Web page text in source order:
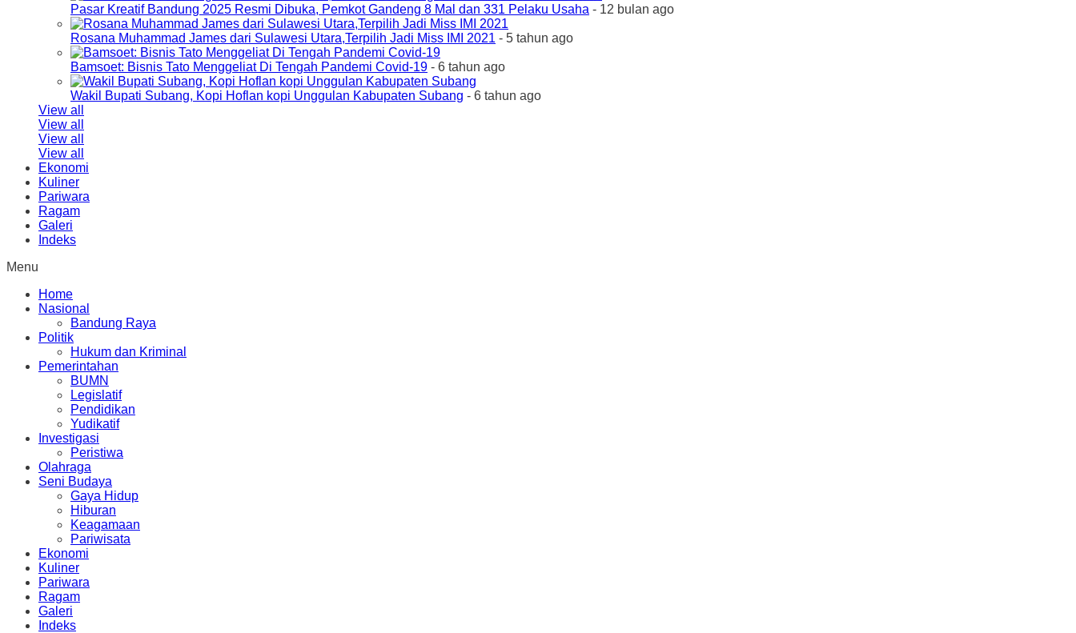
Pasar Kreatif Bandung 2025 Resmi Dibuka, Pemkot Gandeng 8 Mal dan 331 Pelaku Usaha - 12 bulan ago
Rosana Muhammad James dari Sulawesi Utara,Terpilih Jadi Miss IMI 2021 - 5 tahun ago
Bamsoet: Bisnis Tato Menggeliat Di Tengah Pandemi Covid-19 - 6 tahun ago
Wakil Bupati Subang, Kopi Hoflan kopi Unggulan Kabupaten Subang - 6 tahun ago
View all
View all
View all
View all
Ekonomi
Kuliner
Pariwara
Ragam
Galeri
Indeks
Menu
Home
Nasional
Bandung Raya
Politik
Hukum dan Kriminal
Pemerintahan
BUMN
Legislatif
Pendidikan
Yudikatif
Investigasi
Peristiwa
Olahraga
Seni Budaya
Gaya Hidup
Hiburan
Keagamaan
Pariwisata
Ekonomi
Kuliner
Pariwara
Ragam
Galeri
Indeks